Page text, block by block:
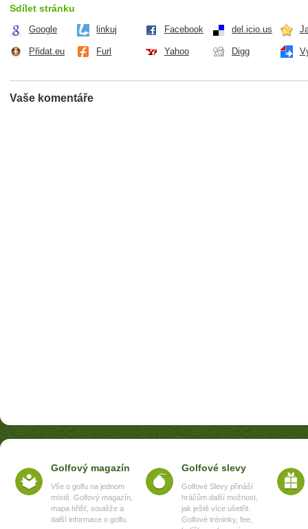
Sdílet stránku
Google linkuj Facebook del.icio.us
Přidat.eu Furl Yahoo Digg
Vaše komentáře
Golfový magazín
Vše o golfu na jednom
místě. Golfový magazín,
mapa hřišť, soutěže a
další informace o golfu.
Golfové slevy
Golfové Slevy přináší
hráčům další možnost,
jak ještě více ušetřit.
Golfové tréninky, fee,